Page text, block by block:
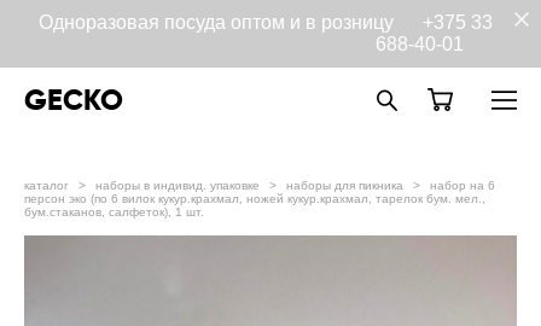
Одноразовая посуда оптом и в розницу +375 33
688-40-01
GECKO
каталог > наборы в индивид. упаковке > наборы для пикника >
набор на 6
персон эко (по 6 вилок кукур.крахмал, ножей кукур.крахмал, тарелок бум. мел.,
бум.стаканов, салфеток), 1 шт.